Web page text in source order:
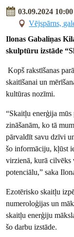
03.09.2024
Vējspārns,
Ilonas Gabaliņas
skulptūru izstāde
Kopš rakstīšanas
skaitīšanai un
kultūras nozīmi.
“Skaitļu enerģija mūs
zināšanām, ko tā
pārvaldīt savu dzīvi
šo informāciju, kļūst
virzienā, kurā cilvēks
potenciālu,” saka
Ezotērisko skaitļu
numeroloģijas un
skaitļu enerģiju
šo darbu izstāde.